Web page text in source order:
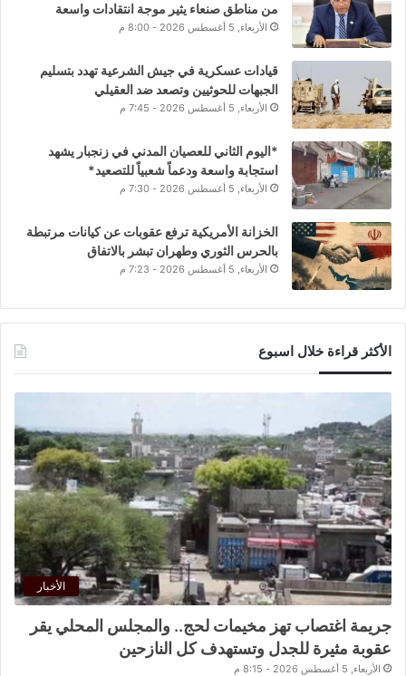
من مناطق صنعاء يثير موجة انتقادات واسعة
الأربعاء, 5 أغسطس 2026 - 8:00 م
قيادات عسكرية في جيش الشرعية تهدد بتسليم
الجبهات للحوثيين وتصعد ضد العقيلي
الأربعاء, 5 أغسطس 2026 - 7:45 م
*اليوم الثاني للعصيان المدني في زنجبار يشهد
استجابة واسعة ودعماً شعبياً للتصعيد*
الأربعاء, 5 أغسطس 2026 - 7:30 م
الخزانة الأمريكية ترفع عقوبات عن كيانات مرتبطة
بالحرس الثوري وطهران تبشر بالاتفاق
الأربعاء, 5 أغسطس 2026 - 7:23 م
الأكثر قراءة خلال اسبوع
الأخبار
جريمة اغتصاب تهز مخيمات لحج.. والمجلس المحلي يقر
عقوبة مثيرة للجدل وتستهدف كل النازحين
الأربعاء, 5 أغسطس 2026 - 8:15 م